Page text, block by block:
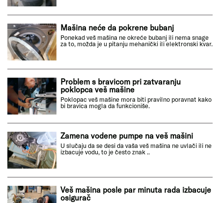
Mašina neće da pokrene bubanj
Ponekad veš mašina ne okreće bubanj ili nema snage
za to, možda je u pitanju mehanički ili elektronski kvar.
Problem s bravicom pri zatvaranju
poklopca veš mašine
Poklopac veš mašine mora biti pravilno poravnat kako
bi bravica mogla da funkcioniše.
Zamena vodene pumpe na veš mašini
U slučaju da se desi da vaša veš mašina ne uvlači ili ne
izbacuje vodu, to je često znak ..
Veš mašina posle par minuta rada izbacuje
osigurač